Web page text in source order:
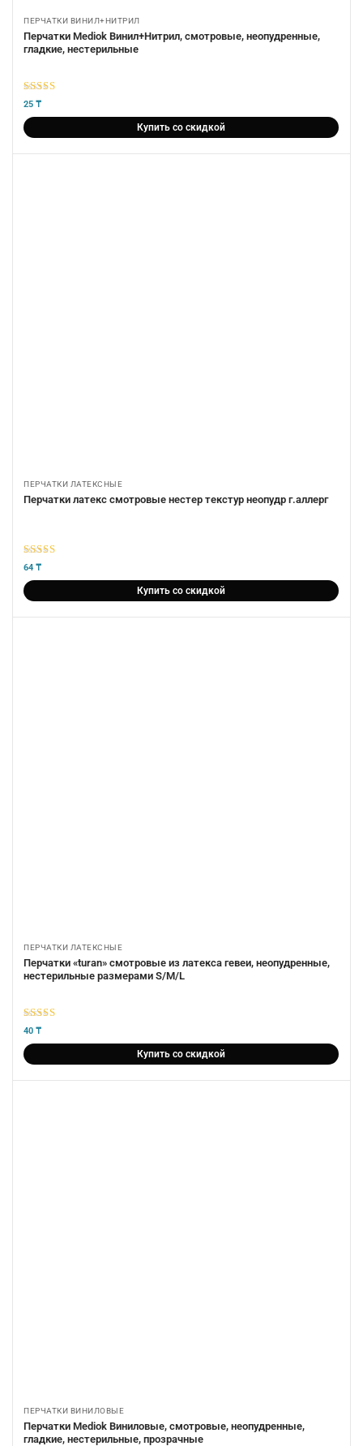
ПЕРЧАТКИ ВИНИЛ+НИТРИЛ
Перчатки Mediok Винил+Нитрил, смотровые, неопудренные,
гладкие, нестерильные
5из 5
25 ₸
Купить со скидкой
ПЕРЧАТКИ ЛАТЕКСНЫЕ
Перчатки латекс смотровые нестер текстур неопудр г.аллерг
5из 5
64 ₸
Купить со скидкой
ПЕРЧАТКИ ЛАТЕКСНЫЕ
Перчатки «turan» смотровые из латекса гевеи, неопудренные,
нестерильные размерами S/М/L
5из 5
40 ₸
Купить со скидкой
ПЕРЧАТКИ ВИНИЛОВЫЕ
Перчатки Mediok Виниловые, смотровые, неопудренные,
гладкие, нестерильные, прозрачные